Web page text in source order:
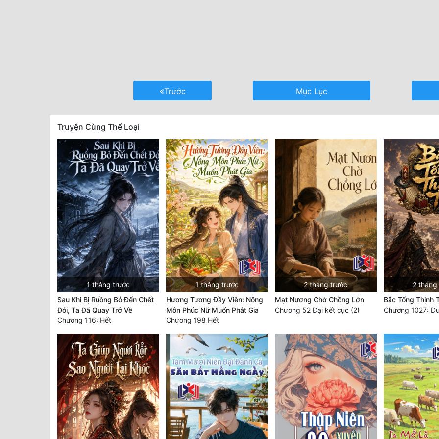
Trước Mục Lục
Truyện Cùng Thể Loại
1 tháng trước
Sau Khi Bị Ruồng Bỏ Đến Chết
Đói, Ta Đã Quay Trở Về
Chương 116: Hết
1 tháng trước
Hương Tương Đầy Viên: Nông
Môn Phúc Nữ Muốn Phát Gia
Chương 198 Hết
2 tháng trước
Mạt Nương Chờ Chồng Lớn
Chương 52 Đại kết cục (2)
2
Bắc Tống Thịnh